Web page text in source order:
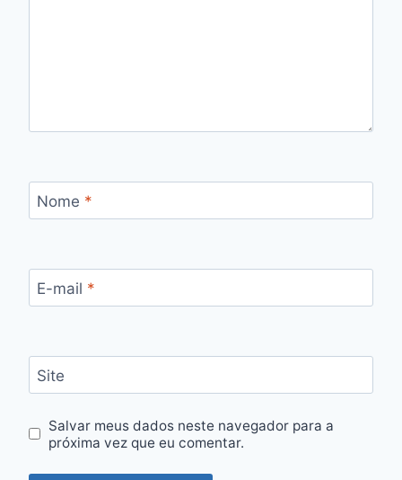
Nome *
E-mail *
Site
Salvar meus dados neste navegador para a
próxima vez que eu comentar.